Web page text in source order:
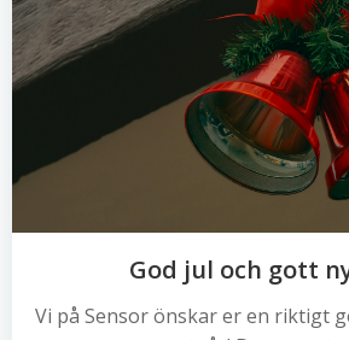
God jul och gott
Vi på Sensor önskar er en riktigt